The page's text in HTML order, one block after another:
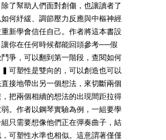
了幫助人們面對創傷，也讓讀者了
何紓緩、調節壓力反應與中樞神經
新學會信任自己。作者將這本書設
你在任何時候都能回頭參考──假
爭，可以翻到第一階段，查閱如何
可塑性是雙向的，可以創造也可以
接地帶出另一個想法，來切斷兩個
把兩個相續的想法的出現間距拉得
。作者以鋼琴實驗為例，一組要學
只需要想像他們正在彈奏曲子，結
可塑性水準也相似。這意謂著僅僅